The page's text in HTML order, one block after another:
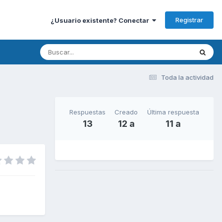
¿Usuario existente? Conectar Registrar
Toda la actividad
Respuestas
13
Creado
12 a
Última respuesta
11 a